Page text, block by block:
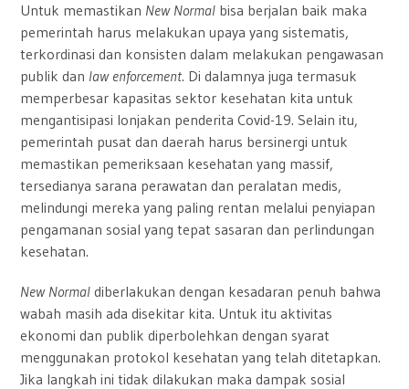
Untuk memastikan New Normal bisa berjalan baik maka
pemerintah harus melakukan upaya yang sistematis,
terkordinasi dan konsisten dalam melakukan pengawasan
publik dan law enforcement. Di dalamnya juga termasuk
memperbesar kapasitas sektor kesehatan kita untuk
mengantisipasi lonjakan penderita Covid-19. Selain itu,
pemerintah pusat dan daerah harus bersinergi untuk
memastikan pemeriksaan kesehatan yang massif,
tersedianya sarana perawatan dan peralatan medis,
melindungi mereka yang paling rentan melalui penyiapan
pengamanan sosial yang tepat sasaran dan perlindungan
kesehatan.
New Normal diberlakukan dengan kesadaran penuh bahwa
wabah masih ada disekitar kita. Untuk itu aktivitas
ekonomi dan publik diperbolehkan dengan syarat
menggunakan protokol kesehatan yang telah ditetapkan.
Jika langkah ini tidak dilakukan maka dampak sosial